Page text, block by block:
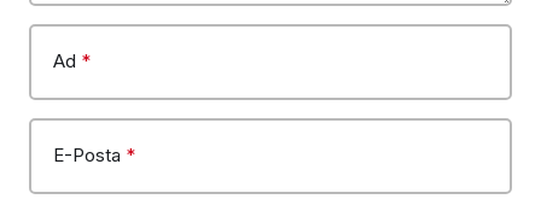
Ad *
E-Posta *